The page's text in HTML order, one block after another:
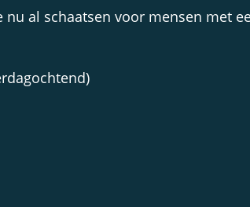
al schaatsen voor mensen met